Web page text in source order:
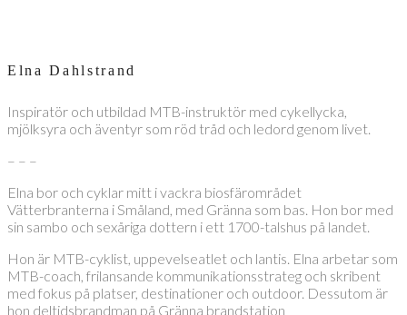
Elna Dahlstrand
Inspiratör och utbildad MTB-instruktör med cykellycka,
mjölksyra och äventyr som röd tråd och ledord genom livet.
– – –
Elna bor och cyklar mitt i vackra biosfärområdet
Vätterbranterna i Småland, med Gränna som bas. Hon bor med
sin sambo och sexåriga dottern i ett 1700-talshus på landet.
Hon är MTB-cyklist, uppevelseatlet och lantis. Elna arbetar som
MTB-coach, frilansande kommunikationsstrateg och skribent
med fokus på platser, destinationer och outdoor. Dessutom är
hon deltidsbrandman på Gränna brandstation